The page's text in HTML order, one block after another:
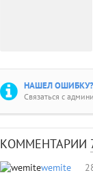
НАШЕЛ
Связаться с
КОММЕНТАРИИ
wemite